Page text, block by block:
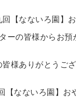
【なないろ園】
ーの皆様からお預
様ありがとうご
【なないろ園】